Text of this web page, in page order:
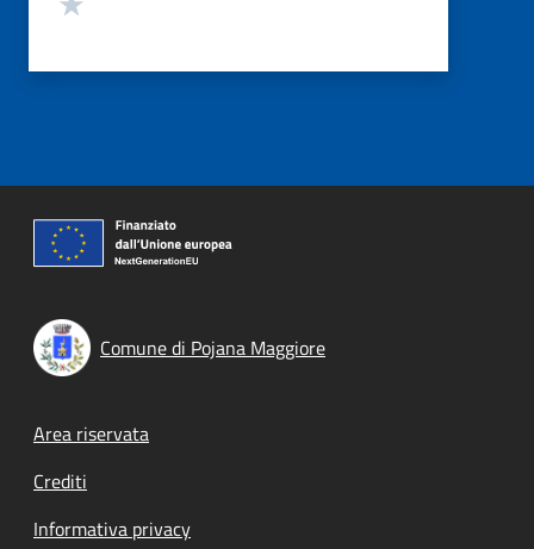
Comune di Pojana Maggiore
Footer menu
Area riservata
Crediti
Informativa privacy